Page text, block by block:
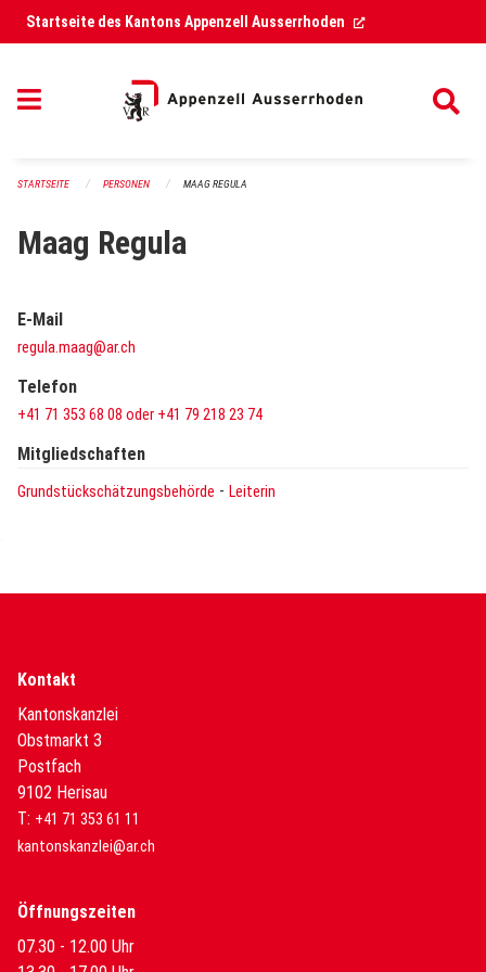
Navigation überspringen
Startseite des Kantons Appenzell Ausserrhoden (External Link)
STARTSEITE PERSONEN MAAG REGULA
Maag Regula
E-Mail
regula.maag@ar.ch
Telefon
+41 71 353 68 08 oder +41 79 218 23 74
Mitgliedschaften
Grundstückschätzungsbehörde - Leiterin
Kontakt
Kantonskanzlei
Obstmarkt 3
Postfach
9102 Herisau
T: +41 71 353 61 11
kantonskanzlei@ar.ch
Öffnungszeiten
07.30 - 12.00 Uhr